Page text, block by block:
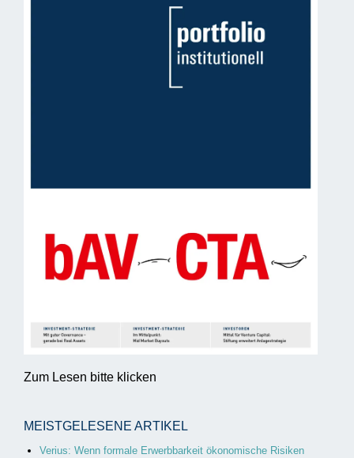
Zum Lesen bitte klicken
MEISTGELESENE ARTIKEL
Verius: Wenn formale Erwerbbarkeit ökonomische Risiken